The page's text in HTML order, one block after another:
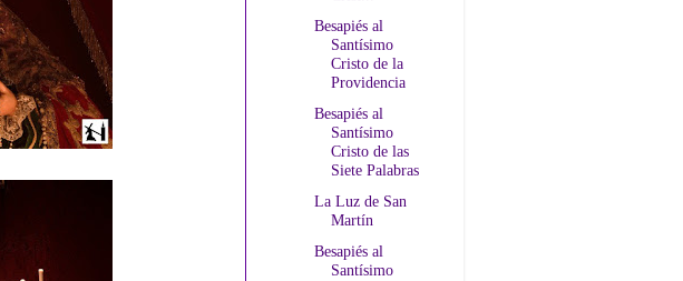
Besapiés al
Santísimo
Cristo de la
Providencia
Besapiés al
Santísimo
Cristo de las
Siete Palabras
La Luz de San
Martín
Besapiés al
Santísimo